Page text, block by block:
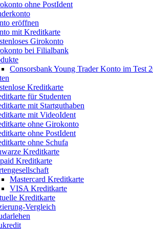
ohne PostIdent
eröffnen
mit Kreditkarte
Girokonto
bei Filialbank
Consorsbank Young Trader Konto im Test
Kreditkarte
für Studenten
mit Startguthaben
mit VideoIdent
ohne Girokonto
ohne PostIdent
ohne Schufa
Kreditkarte
Kreditkarte
Mastercard Kreditkarte
VISA Kreditkarte
Kreditkarte
Vergleich